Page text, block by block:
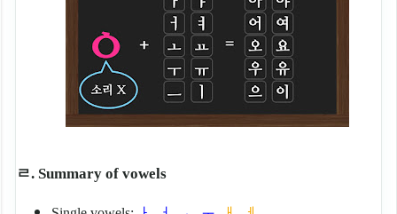
ㄹ. Summary of vowels